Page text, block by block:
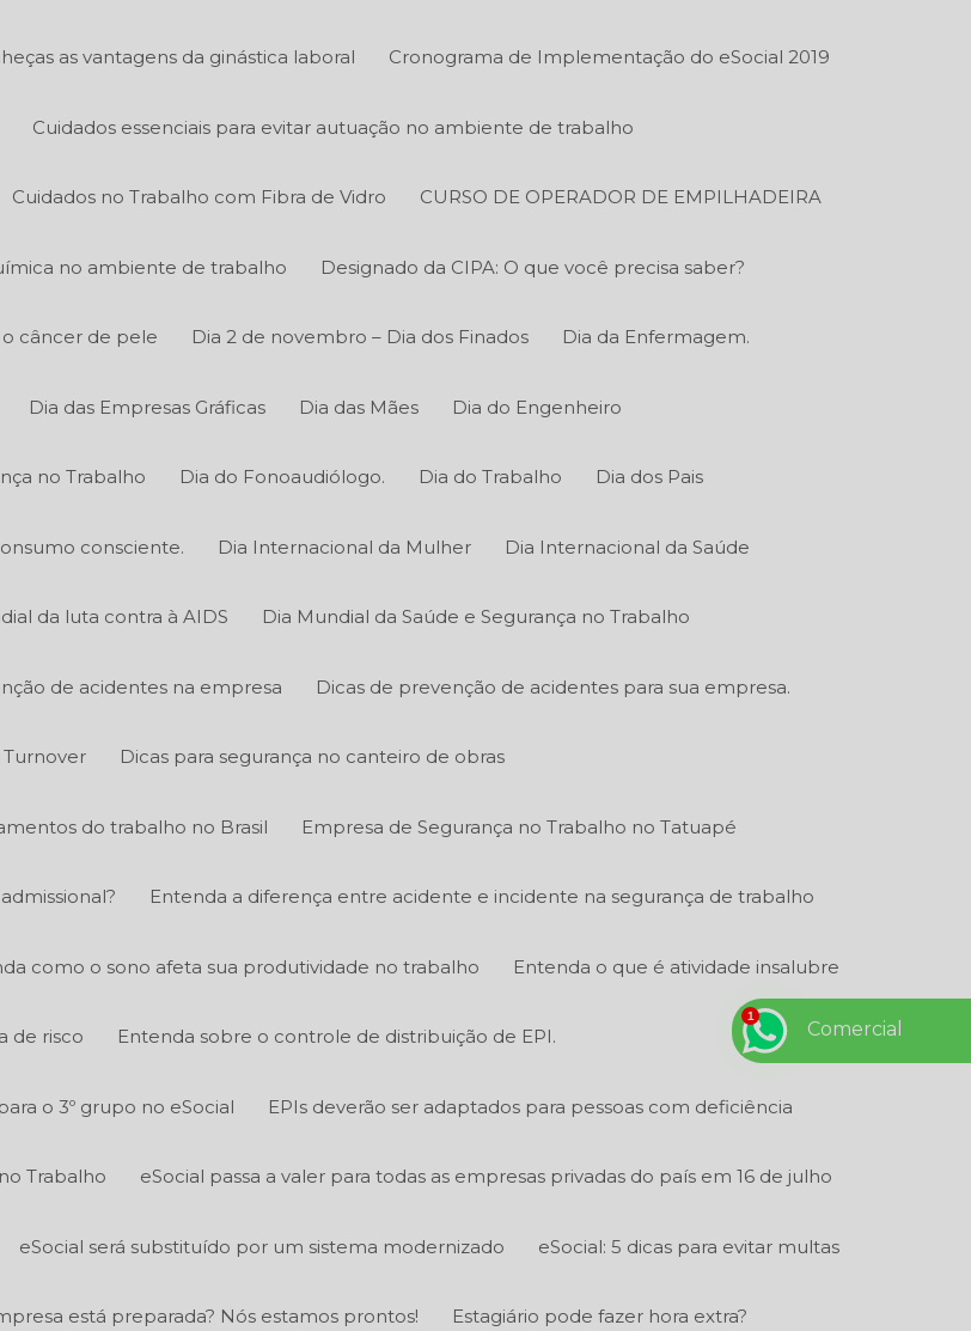
as vantagens da ginástica laboral Cronograma de Implementação do eSocial 2019
Cuidados essenciais para evitar autuação no ambiente de trabalho
Cuidados no Trabalho com Fibra de Vidro CURSO DE OPERADOR DE EMPILHADEIRA
no ambiente de trabalho Designado da CIPA: O que você precisa saber?
câncer de pele Dia 2 de novembro – Dia dos Finados Dia da Enfermagem.
Dia das Empresas Gráficas Dia das Mães Dia do Engenheiro
no Trabalho Dia do Fonoaudiólogo. Dia do Trabalho Dia dos Pais
consciente. Dia Internacional da Mulher Dia Internacional da Saúde
da luta contra à AIDS Dia Mundial da Saúde e Segurança no Trabalho
de acidentes na empresa Dicas de prevenção de acidentes para sua empresa.
Turnover Dicas para segurança no canteiro de obras
do trabalho no Brasil Empresa de Segurança no Trabalho no Tatuapé
Entenda a diferença entre acidente e incidente na segurança de trabalho
como o sono afeta sua produtividade no trabalho Entenda o que é atividade insalubre
de risco Entenda sobre o controle de distribuição de EPI.
o 3º grupo no eSocial EPIs deverão ser adaptados para pessoas com deficiência
Trabalho eSocial passa a valer para todas as empresas privadas do país em 16 de julho
eSocial será substituído por um sistema modernizado eSocial: 5 dicas para evitar multas
está preparada? Nós estamos prontos! Estagiário pode fazer hora extra?
Comercial